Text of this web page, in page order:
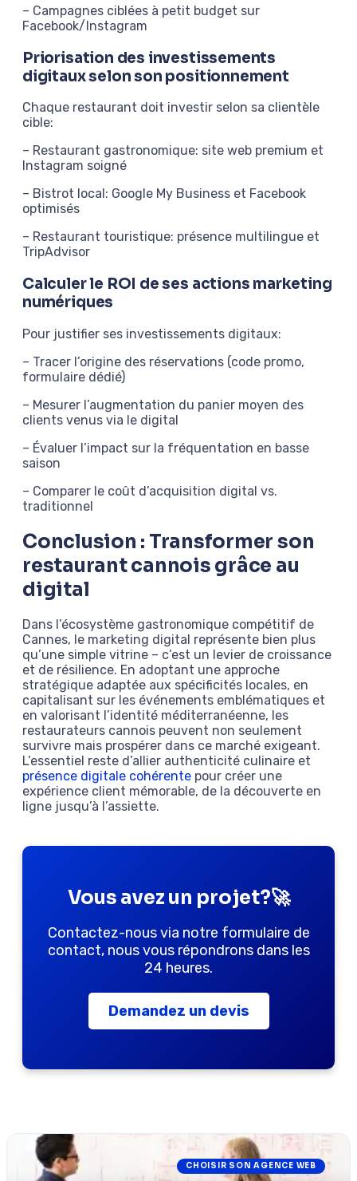
– Campagnes ciblées à petit budget sur
Facebook/Instagram
Priorisation des investissements
digitaux selon son positionnement
Chaque restaurant doit investir selon sa clientèle
cible:
– Restaurant gastronomique: site web premium et
Instagram soigné
– Bistrot local: Google My Business et Facebook
optimisés
– Restaurant touristique: présence multilingue et
TripAdvisor
Calculer le ROI de ses actions marketing
numériques
Pour justifier ses investissements digitaux:
– Tracer l’origine des réservations (code promo,
formulaire dédié)
– Mesurer l’augmentation du panier moyen des
clients venus via le digital
– Évaluer l’impact sur la fréquentation en basse
saison
– Comparer le coût d’acquisition digital vs.
traditionnel
Conclusion : Transformer son
restaurant cannois grâce au
digital
Dans l’écosystème gastronomique compétitif de
Cannes, le marketing digital représente bien plus
qu’une simple vitrine – c’est un levier de croissance
et de résilience. En adoptant une approche
stratégique adaptée aux spécificités locales, en
capitalisant sur les événements emblématiques et
en valorisant l’identité méditerranéenne, les
restaurateurs cannois peuvent non seulement
survivre mais prospérer dans ce marché exigeant.
L’essentiel reste d’allier authenticité culinaire et
présence digitale cohérente pour créer une
expérience client mémorable, de la découverte en
ligne jusqu’à l’assiette.
Vous avez un projet?🚀
Contactez-nous via notre formulaire de
contact, nous vous répondrons dans les
24 heures.
Demandez un devis
CHOISIR SON AGENCE WEB